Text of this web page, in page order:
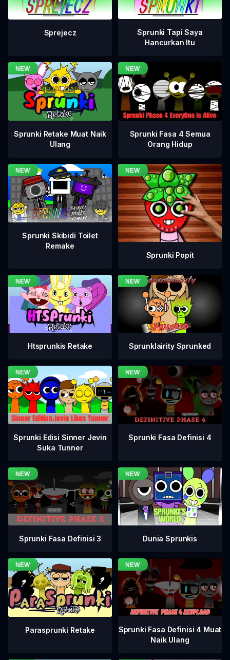
Sprejecz
Sprunki Tapi Saya
Hancurkan Itu
Sprunki Retake Muat Naik
Ulang
Sprunki Fasa 4 Semua
Orang Hidup
Sprunki Skibidi Toilet
Remake
Sprunki Popit
Htsprunkis Retake Sprunklairity Sprunked
Sprunki Edisi Sinner Jevin
Suka Tunner
Sprunki Fasa Definisi 4
Sprunki Fasa Definisi 3 Dunia Sprunkis
Parasprunki Retake
Sprunki Fasa Definisi 4 Muat
Naik Ulang